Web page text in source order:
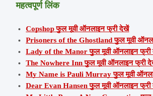
महत्वपूर्ण लिंक
Copshop फुल मूवी ऑनलाइन फ्री देखें
Prisoners of the Ghostland फुल मूवी
Lady of the Manor फुल मूवी ऑनलाइन
The Nowhere Inn फुल मूवी ऑनलाइन फ्री
My Name is Pauli Murray फुल मूवी
Dear Evan Hansen फुल मूवी ऑनलाइन